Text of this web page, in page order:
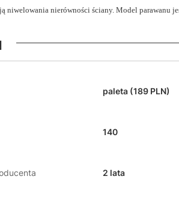
niwelowania nierówności ściany. Model parawanu
paleta (189 PLN)
140
2 lata